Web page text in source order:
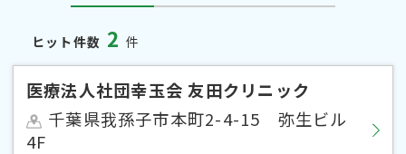
ヒット件数 2 件
医療法人社団幸玉会 友田クリニック
千葉県我孫子市本町2-4-15 弥生ビル
4F